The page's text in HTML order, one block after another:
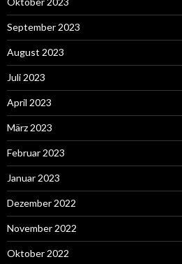
September 2023
August 2023
Juli 2023
April 2023
März 2023
Februar 2023
Januar 2023
Dezember 2022
November 2022
Oktober 2022